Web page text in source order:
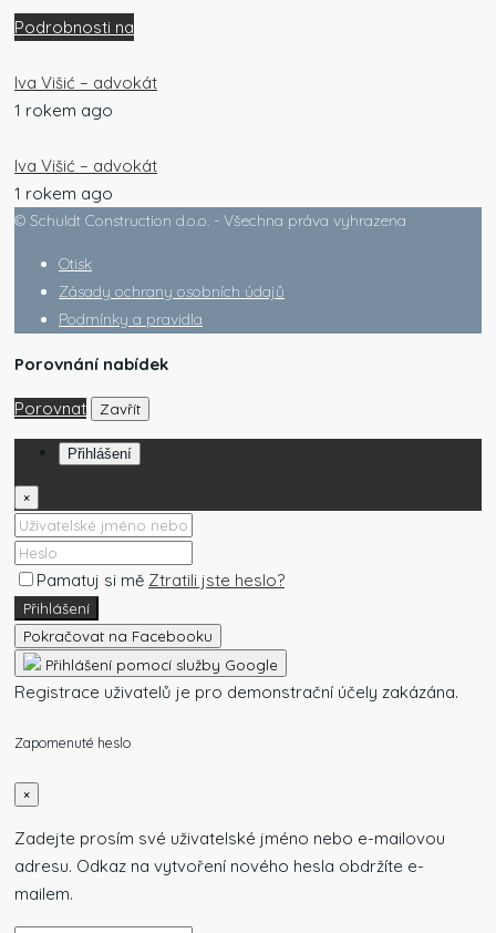
Podrobnosti na
Iva Višić – advokát
1 rokem ago
Iva Višić – advokát
1 rokem ago
© Schuldt Construction d.o.o. - Všechna práva vyhrazena
Otisk
Zásady ochrany osobních údajů
Podmínky a pravidla
Porovnání nabídek
Porovnat Zavřít
Přihlášení
×
Pamatuj si mě Ztratili jste heslo?
Přihlášení
Pokračovat na Facebooku
Přihlášení pomocí služby Google
Registrace uživatelů je pro demonstrační účely zakázána.
Zapomenuté heslo
×
Zadejte prosím své uživatelské jméno nebo e-mailovou
adresu. Odkaz na vytvoření nového hesla obdržíte e-
mailem.